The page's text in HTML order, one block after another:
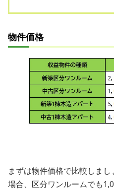
物件価格
まずは物件価格で比較しま
場合、区分ワンルームでも